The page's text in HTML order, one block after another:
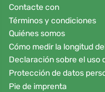
Contacte con
Términos y condiciones
Quiénes somos
Cómo medir la longitud
Declaración sobre el uso
Protección de datos
Pie de imprenta